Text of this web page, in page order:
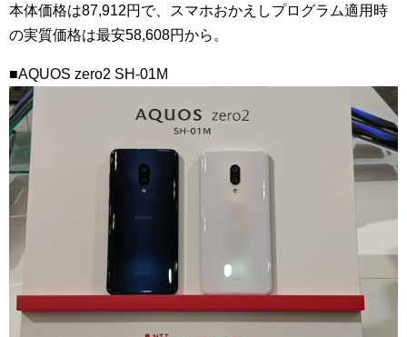
本体価格は87,912円で、スマホおかえしプログラム適用時
の実質価格は最安58,608円から。
■AQUOS zero2 SH-01M